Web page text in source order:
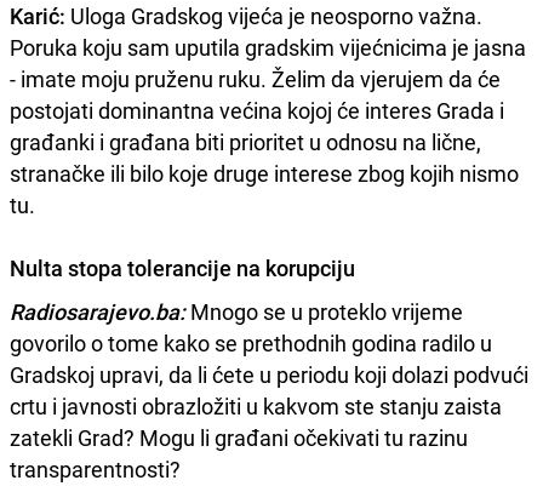
Karić: Uloga Gradskog vijeća je neosporno važna.
Poruka koju sam uputila gradskim vijećnicima je jasna
- imate moju pruženu ruku. Želim da vjerujem da će
postojati dominantna većina kojoj će interes Grada i
građanki i građana biti prioritet u odnosu na lične,
stranačke ili bilo koje druge interese zbog kojih nismo
tu.
Nulta stopa tolerancije na korupciju
Radiosarajevo.ba: Mnogo se u proteklo vrijeme
govorilo o tome kako se prethodnih godina radilo u
Gradskoj upravi, da li ćete u periodu koji dolazi podvući
crtu i javnosti obrazložiti u kakvom ste stanju zaista
zatekli Grad? Mogu li građani očekivati tu razinu
transparentnosti?